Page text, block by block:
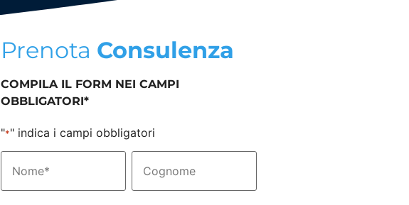
Prenota Consulenza
COMPILA IL FORM NEI CAMPI
OBBLIGATORI*
"*" indica i campi obbligatori